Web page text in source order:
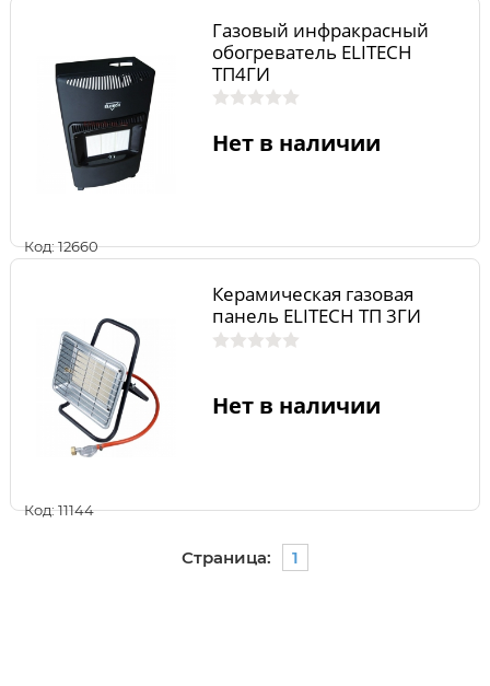
Код: 12660
Газовый инфракрасный
обогреватель ELITECH
ТП4ГИ
Нет в наличии
Код: 11144
Керамическая газовая
панель ELITECH ТП 3ГИ
Нет в наличии
Страница: 1